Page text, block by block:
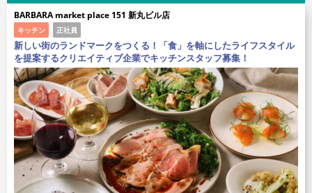
BARBARA market place 151 新丸ビル店
キッチン 正社員
新しい街のランドマークをつくる！「食」を軸にしたライフスタイル
を提案するクリエイティブ企業でキッチンスタッフ募集！